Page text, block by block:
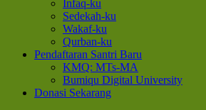
Infaq-ku
Sedekah-ku
Wakaf-ku
Qurban-ku
Pendaftaran Santri Baru
KMQ: MTs-MA
Bumiqu Digital University
Donasi Sekarang